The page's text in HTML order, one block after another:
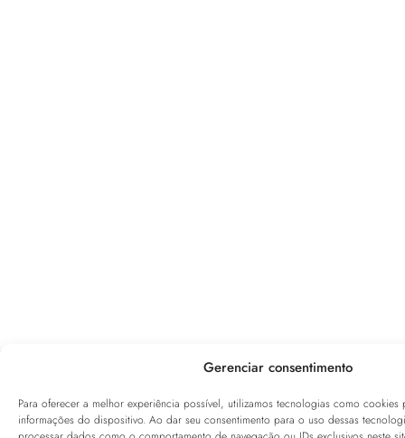
Gerenciar consentimento
Para oferecer a melhor experiência possível, utilizamos tecnologias como cookies
informações do dispositivo. Ao dar seu consentimento para o uso dessas